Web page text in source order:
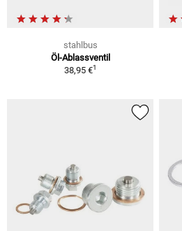
stahlbus
Öl-Ablassventil
38,95 €1